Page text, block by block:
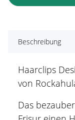
Beschreibung
Haarclips
von
Das